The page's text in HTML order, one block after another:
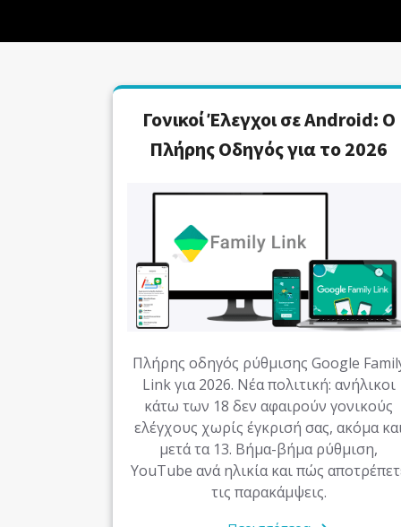
Γονικοί Έλεγχοι σε Android: Ο
Πλήρης Οδηγός για το 2026
Πλήρης οδηγός ρύθμισης Google
Link για 2026. Νέα πολιτική: ανήλικοι
κάτω των 18 δεν αφαιρούν γονικούς
ελέγχους χωρίς έγκρισή σας, ακόμα
μετά τα 13. Βήμα-βήμα ρύθμιση,
YouTube ανά ηλικία και πώς
τις παρακάμψεις.